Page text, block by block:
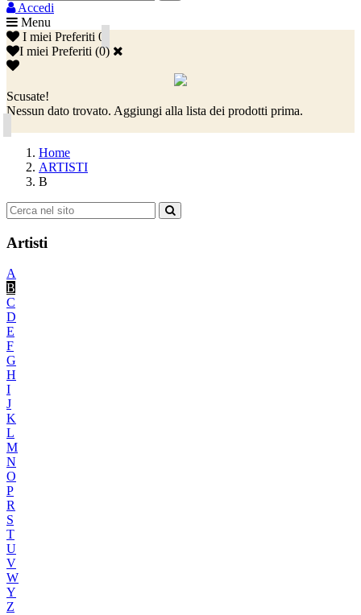
Accedi
Menu
I miei Preferiti 0
I miei Preferiti (0)
Scusate!
Nessun dato trovato. Aggiungi alla lista dei prodotti prima.
Home
ARTISTI
B
Artisti
A
B
C
D
E
F
G
H
I
J
K
L
M
N
O
P
R
S
T
U
V
W
Y
Z